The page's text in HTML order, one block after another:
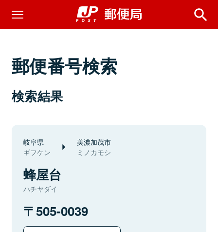
郵便番号検索
検索結果
岐阜県
ギフケン
美濃加茂市
ミノカモシ
蜂屋台
ハチヤダイ
505-0039